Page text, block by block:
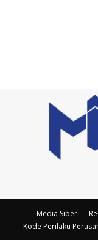
Media Siber
Kode Perilaku